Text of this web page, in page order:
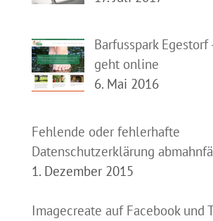
Barfusspark Egestorf
geht online
6. Mai 2016
Fehlende oder fehlerhafte
Datenschutzerklärung
1. Dezember 2015
Imagecreate auf Facebook und